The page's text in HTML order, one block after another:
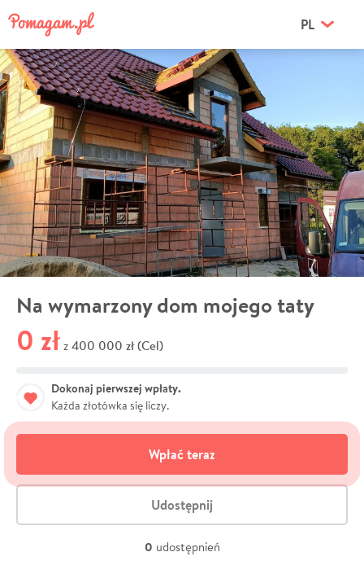
PL
Na wymarzony dom mojego taty
0 zł z 400 000 zł (Cel)
Dokonaj pierwszej wpłaty.
Każda złotówka się liczy.
Wpłać teraz
Udostępnij
0 udostępnień